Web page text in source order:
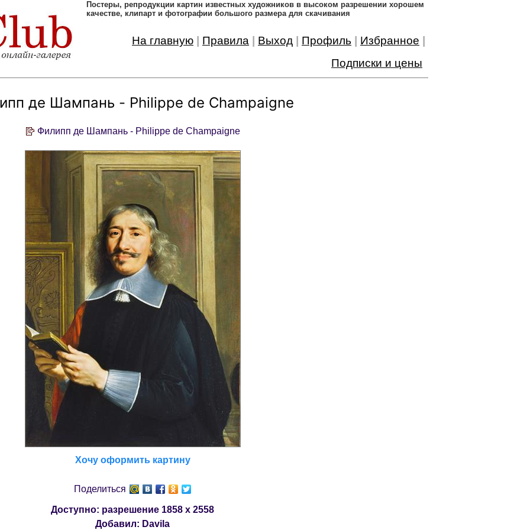
Постеры, pепродукции картин известных художников в высоком разрешении хорошем
качестве, клипарт и фотографии большого размера для скачивания
На главную Правила Выход Профиль Избранное
Подписки и цены
де Шампань - Philippe de Champaigne
Филипп де Шампань - Philippe de Champaigne
Хочу оформить картину
Поделиться
Доступно: разрешение 1858 x 2558
Добавил: Davila